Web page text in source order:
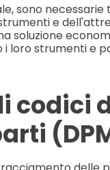
sono necessarie
e
soluzione
i loro strumenti e
codici